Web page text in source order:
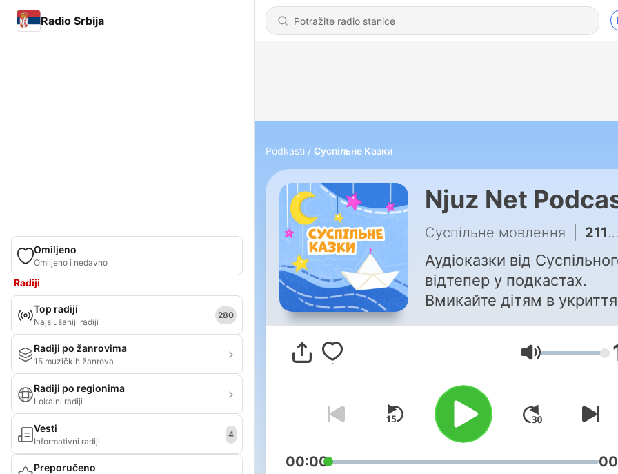
Radio Srbija
Omiljeno
Omiljeno i nedavno
Radiji
Top radiji
Najslušaniji radiji
280
Radiji po žanrovima
15 muzičkih žanrova
Radiji po regionima
Lokalni radiji
Vesti
Informativni radiji
4
Preporučeno
Podkasti Суспільне Казки
Njuz Net
Суспільне мовлення 211 - Випробування лелеки Орíна
Аудіоказки від
відтепер у подкастах.
Вмикайте дітям в
змушені залишатися у
домівках під час
кенгуру стрибає, а кіт
вмивається по обіді?
з'явилось могутнє
баобаб, а лис вовку
Jačina zvuka
00:00